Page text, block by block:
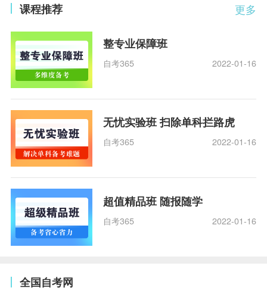
更多
课程推荐
整专业保障班
自考365 2022-01-16
无忧实验班 扫除单科拦路虎
自考365 2022-01-16
超值精品班 随报随学
自考365 2022-01-16
全国自考网